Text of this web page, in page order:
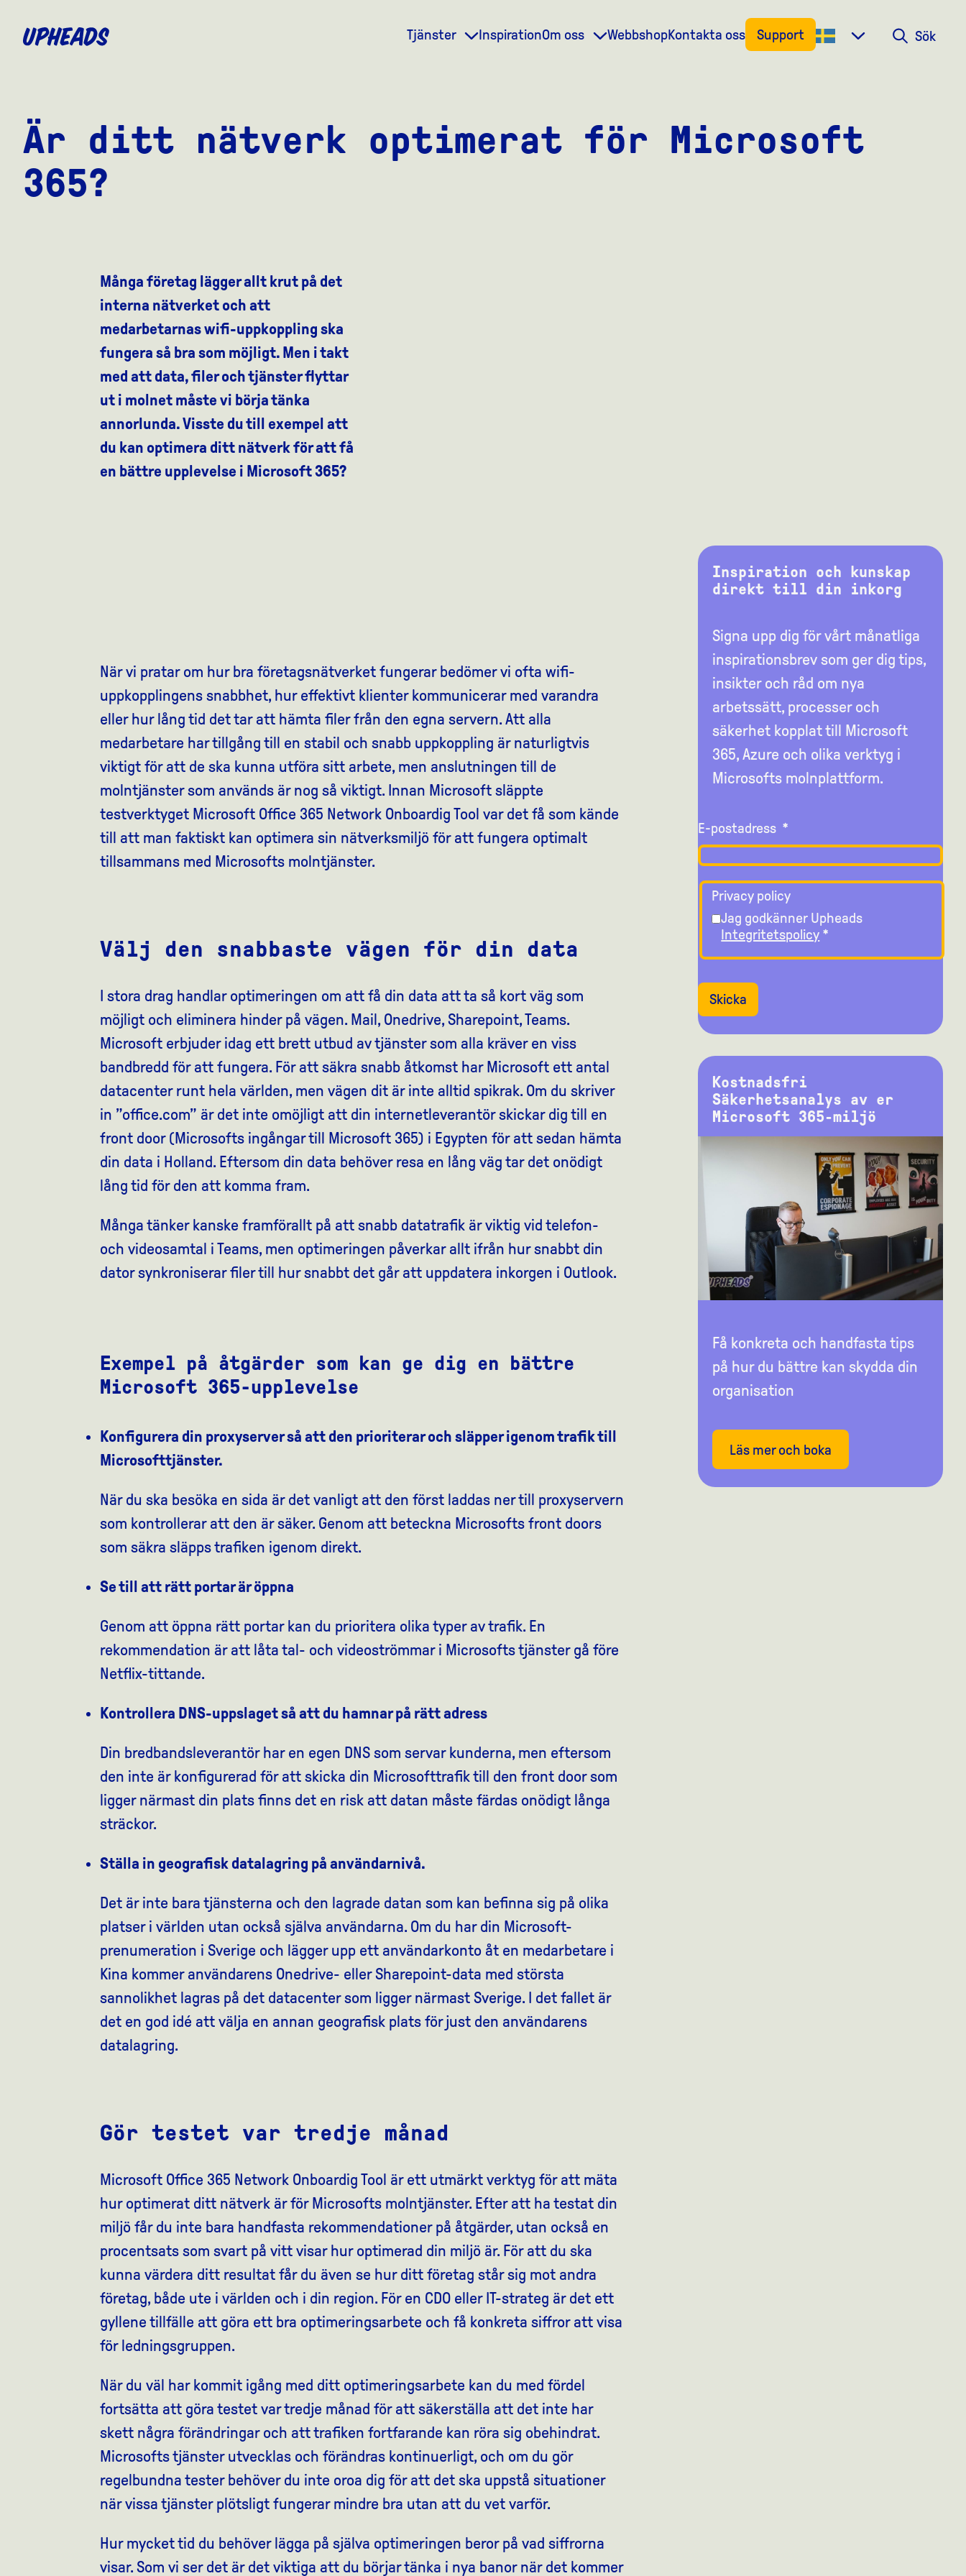
Tjänster InspirationOm oss WebbshopKontakta oss Support Sök
Sök
Är ditt nätverk optimerat för Microsoft
365?
Många företag lägger allt krut på det
interna nätverket och att
medarbetarnas wifi-uppkoppling ska
fungera så bra som möjligt. Men i takt
med att data, filer och tjänster flyttar
ut i molnet måste vi börja tänka
annorlunda. Visste du till exempel att
du kan optimera ditt nätverk för att få
en bättre upplevelse i Microsoft 365?
När vi pratar om hur bra företagsnätverket fungerar bedömer vi ofta wifi-
uppkopplingens snabbhet, hur effektivt klienter kommunicerar med varandra
eller hur lång tid det tar att hämta filer från den egna servern. Att alla
medarbetare har tillgång till en stabil och snabb uppkoppling är naturligtvis
viktigt för att de ska kunna utföra sitt arbete, men anslutningen till de
molntjänster som används är nog så viktigt. Innan Microsoft släppte
testverktyget Microsoft Office 365 Network Onboardig Tool var det få som kände
till att man faktiskt kan optimera sin nätverksmiljö för att fungera optimalt
tillsammans med Microsofts molntjänster.
Välj den snabbaste vägen för din data
I stora drag handlar optimeringen om att få din data att ta så kort väg som
möjligt och eliminera hinder på vägen. Mail, Onedrive, Sharepoint, Teams.
Microsoft erbjuder idag ett brett utbud av tjänster som alla kräver en viss
bandbredd för att fungera. För att säkra snabb åtkomst har Microsoft ett antal
datacenter runt hela världen, men vägen dit är inte alltid spikrak. Om du skriver
in ”office.com” är det inte omöjligt att din internetleverantör skickar dig till en
front door (Microsofts ingångar till Microsoft 365) i Egypten för att sedan hämta
din data i Holland. Eftersom din data behöver resa en lång väg tar det onödigt
lång tid för den att komma fram.
Många tänker kanske framförallt på att snabb datatrafik är viktig vid telefon-
och videosamtal i Teams, men optimeringen påverkar allt ifrån hur snabbt din
dator synkroniserar filer till hur snabbt det går att uppdatera inkorgen i Outlook.
Exempel på åtgärder som kan ge dig en bättre
Microsoft 365-upplevelse
Konfigurera din proxyserver så att den prioriterar och släpper igenom trafik till
Microsofttjänster.
När du ska besöka en sida är det vanligt att den först laddas ner till proxyservern
som kontrollerar att den är säker. Genom att beteckna Microsofts front doors
som säkra släpps trafiken igenom direkt.
Se till att rätt portar är öppna
Genom att öppna rätt portar kan du prioritera olika typer av trafik. En
rekommendation är att låta tal- och videoströmmar i Microsofts tjänster gå före
Netflix-tittande.
Kontrollera DNS-uppslaget så att du hamnar på rätt adress
Din bredbandsleverantör har en egen DNS som servar kunderna, men eftersom
den inte är konfigurerad för att skicka din Microsofttrafik till den front door som
ligger närmast din plats finns det en risk att datan måste färdas onödigt långa
sträckor.
Ställa in geografisk datalagring på användarnivå.
Det är inte bara tjänsterna och den lagrade datan som kan befinna sig på olika
platser i världen utan också själva användarna. Om du har din Microsoft-
prenumeration i Sverige och lägger upp ett användarkonto åt en medarbetare i
Kina kommer användarens Onedrive- eller Sharepoint-data med största
sannolikhet lagras på det datacenter som ligger närmast Sverige. I det fallet är
det en god idé att välja en annan geografisk plats för just den användarens
datalagring.
Gör testet var tredje månad
Microsoft Office 365 Network Onboardig Tool är ett utmärkt verktyg för att mäta
hur optimerat ditt nätverk är för Microsofts molntjänster. Efter att ha testat din
miljö får du inte bara handfasta rekommendationer på åtgärder, utan också en
procentsats som svart på vitt visar hur optimerad din miljö är. För att du ska
kunna värdera ditt resultat får du även se hur ditt företag står sig mot andra
företag, både ute i världen och i din region. För en CDO eller IT-strateg är det ett
gyllene tillfälle att göra ett bra optimeringsarbete och få konkreta siffror att visa
för ledningsgruppen.
När du väl har kommit igång med ditt optimeringsarbete kan du med fördel
fortsätta att göra testet var tredje månad för att säkerställa att det inte har
skett några förändringar och att trafiken fortfarande kan röra sig obehindrat.
Microsofts tjänster utvecklas och förändras kontinuerligt, och om du gör
regelbundna tester behöver du inte oroa dig för att det ska uppstå situationer
när vissa tjänster plötsligt fungerar mindre bra utan att du vet varför.
Hur mycket tid du behöver lägga på själva optimeringen beror på vad siffrorna
visar. Som vi ser det är det viktiga att du börjar tänka i nya banor när det kommer
Inspiration och kunskap
direkt till din inkorg
Signa upp dig för vårt månatliga
inspirationsbrev som ger dig tips,
insikter och råd om nya
arbetssätt, processer och
säkerhet kopplat till Microsoft
365, Azure och olika verktyg i
Microsofts molnplattform.
E-postadress *
Privacy policy
Jag godkänner Upheads
Integritetspolicy *
Skicka
Kostnadsfri
Säkerhetsanalys av er
Microsoft 365-miljö
Få konkreta och handfasta tips
på hur du bättre kan skydda din
organisation
Läs mer och boka